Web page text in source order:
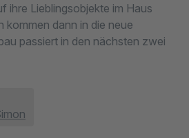
ihre Lieblingsobjekte im Haus
kommen dann in die neue
passiert in den nächsten zwei